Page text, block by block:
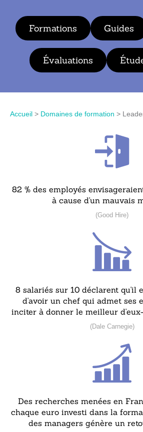
Formations Guides
Évaluations
Accueil > Domaines de formation >
82 % des employés
à cause d'un mauvais
(Good Hire)
8 salariés sur 10 déclarent qu'il
d'avoir un chef qui admet ses
inciter à donner le meilleur
(Dale Carnegie)
Des recherches menées en
chaque euro investi dans la
des managers génère un